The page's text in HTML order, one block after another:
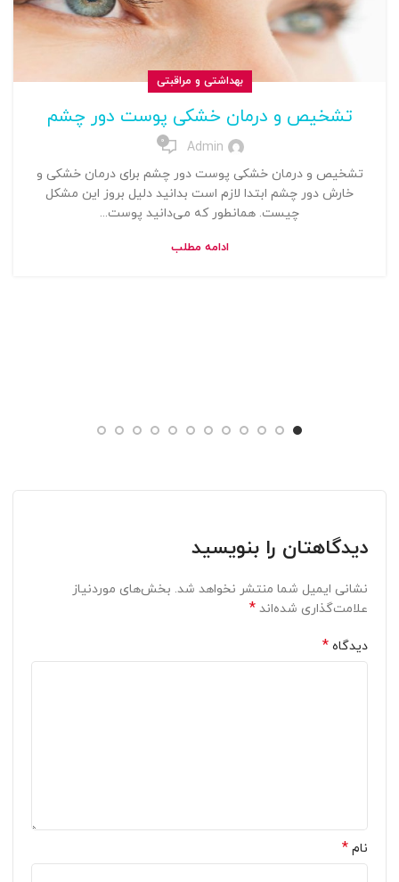
بهداشتی و مراقبتی
تشخیص و درمان خشکی پوست دور چشم
Admin
0
تشخیص و درمان خشکی پوست دور چشم برای درمان خشکی و
خارش دور چشم ابتدا لازم است بدانید دلیل بروز این مشکل
چیست. همانطور که می‌دانید پوست...
ادامه مطلب
دیدگاهتان را بنویسید
نشانی ایمیل شما منتشر نخواهد شد. بخش‌های موردنیاز
علامت‌گذاری شده‌اند *
دیدگاه *
نام *